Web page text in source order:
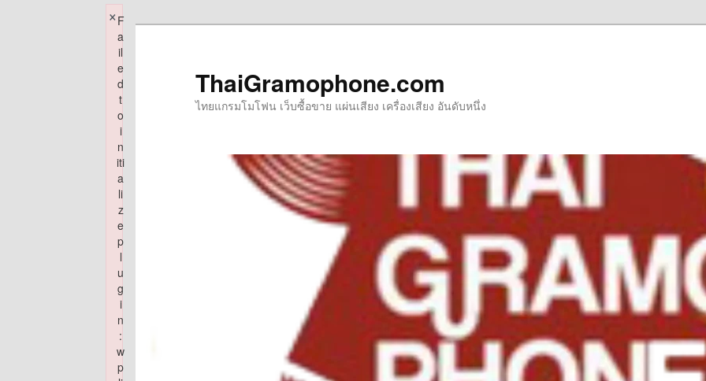
ThaiGramophone.com
ไทยแกรมโมโฟน เว็บซื้อขาย แผ่นเสียง เครื่องเสียง อันดับหนึ่ง
F
a
il
e
d
t
o
i
n
iti
a
li
z
e
p
l
u
g
i
n
:
w
p
×